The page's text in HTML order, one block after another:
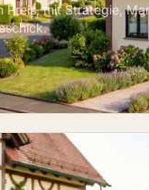
Preis, mit Strategie,